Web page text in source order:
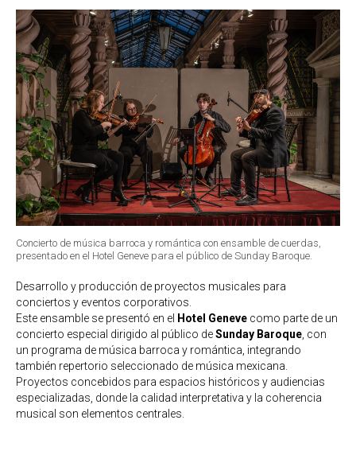
Concierto de música barroca y romántica con ensamble de cuerdas,
presentado en el Hotel Geneve para el público de Sunday Baroque.
Desarrollo y producción de proyectos musicales para
conciertos y eventos corporativos.
Este ensamble se presentó en el Hotel Geneve como parte de un
concierto especial dirigido al público deSunday Baroque , con
un programa de música barroca y romántica, integrando
también repertorio seleccionado de música mexicana.
Proyectos concebidos para espacios históricos y audiencias
especializadas, donde la calidad interpretativa y la coherencia
musical son elementos centrales.